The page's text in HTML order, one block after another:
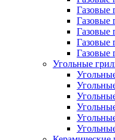
Газовые
Газовые
Газовые
Газовые
Газовые
Угольные